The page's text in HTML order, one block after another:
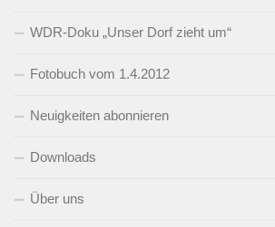
WDR-Doku „Unser Dorf zieht um“
Fotobuch vom 1.4.2012
Neuigkeiten abonnieren
Downloads
Über uns